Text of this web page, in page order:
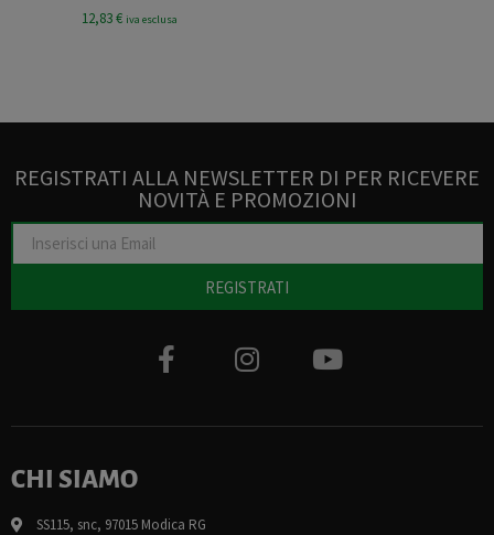
12,83€ iva esclusa
REGISTRATI ALLA NEWSLETTER DI PER RICEVERE
NOVITÀ E PROMOZIONI
REGISTRATI
CHI SIAMO
SS115, snc, 97015 Modica RG